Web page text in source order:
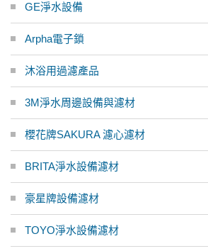
GE淨水設備
Arpha電子鎖
沐浴用過濾產品
3M淨水周邊設備與濾材
櫻花牌SAKURA 濾心濾材
BRITA淨水設備濾材
豪星牌設備濾材
TOYO淨水設備濾材